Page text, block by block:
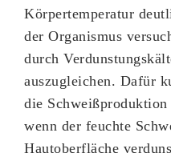
Körpertemperatur
der Organismus
durch
auszugleichen. Dafür
die Schweißproduktion
wenn der feuchte
Hautoberfläche